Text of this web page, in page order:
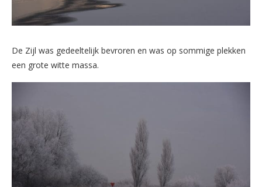
De Zijl was gedeeltelijk bevroren en was op sommige plekken
een grote witte massa.